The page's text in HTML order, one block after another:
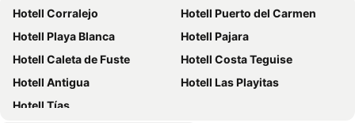
Hotell Corralejo
Hotell Puerto del Carmen
Hotell Playa Blanca
Hotell Pajara
Hotell Caleta de Fuste
Hotell Costa Teguise
Hotell Antigua
Hotell Las Playitas
Hotell Tías